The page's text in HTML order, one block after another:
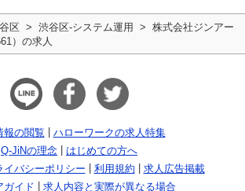
区 渋谷区-システム運用
株式会社ジンアー
）の求人
報の閲覧
ハローワークの求人特集
Q-JiNの理念
はじめての方へ
イバシーポリシー 利用規約
求人広告掲載
ガイド
求人内容と実際が異なる場合